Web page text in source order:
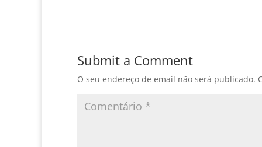
Submit a Comment
O seu endereço de email não será publicado.